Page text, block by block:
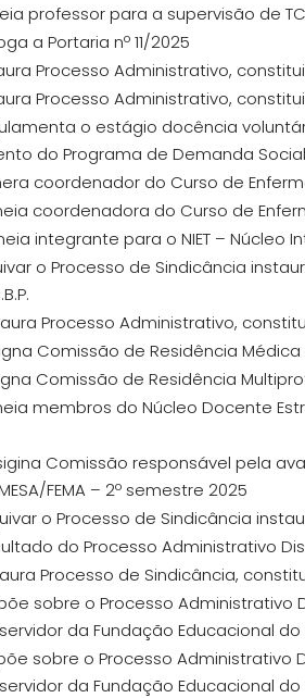
professor para a supervisão de
a Portaria nº 11/2025
Processo Administrativo,
Processo Administrativo,
o estágio docência
do Programa de Demanda
coordenador do Curso de
coordenadora do Curso de
integrante para o NIET – Núcleo
o Processo de Sindicância
Processo Administrativo,
Comissão de Residência Médica
Comissão de Residência
membros do Núcleo Docente
Comissão responsável pela
FEMA – 2º semestre 2025
o Processo de Sindicância
do Processo Administrativo
Processo de Sindicância,
sobre o Processo
da Fundação Educacional
sobre o Processo
da Fundação Educacional